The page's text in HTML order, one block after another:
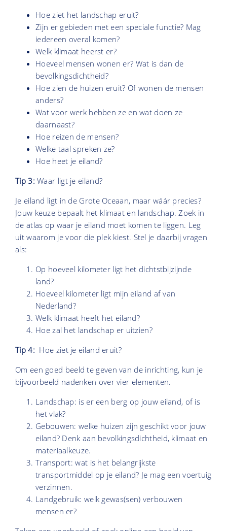
Hoe ziet het landschap eruit?
Zijn er gebieden met een speciale functie? Mag
iedereen overal komen?
Welk klimaat heerst er?
Hoeveel mensen wonen er? Wat is dan de
bevolkingsdichtheid?
Hoe zien de huizen eruit? Of wonen de mensen
anders?
Wat voor werk hebben ze en wat doen ze
daarnaast?
Hoe reizen de mensen?
Welke taal spreken ze?
Hoe heet je eiland?
Tip 3:Waar ligt je eiland?
Je eiland ligt in de Grote Oceaan, maar wáár precies?
Jouw keuze bepaalt het klimaat en landschap. Zoek in
de atlas op waar je eiland moet komen te liggen. Leg
uit waarom je voor die plek kiest. Stel je daarbij vragen
als:
Op hoeveel kilometer ligt het dichtstbijzijnde
land?
Hoeveel kilometer ligt mijn eiland af van
Nederland?
Welk klimaat heeft het eiland?
Hoe zal het landschap er uitzien?
Tip 4: Hoe ziet je eiland eruit?
Om een goed beeld te geven van de inrichting, kun je
bijvoorbeeld nadenken over vier elementen.
Landschap: is er een berg op jouw eiland, of is
het vlak?
Gebouwen: welke huizen zijn geschikt voor jouw
eiland? Denk aan bevolkingsdichtheid, klimaat en
materiaalkeuze.
Transport: wat is het belangrijkste
transportmiddel op je eiland? Je mag een voertuig
verzinnen.
Landgebruik: welk gewas(sen) verbouwen
mensen er?